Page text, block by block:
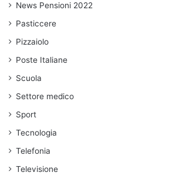
News Pensioni 2022
Pasticcere
Pizzaiolo
Poste Italiane
Scuola
Settore medico
Sport
Tecnologia
Telefonia
Televisione